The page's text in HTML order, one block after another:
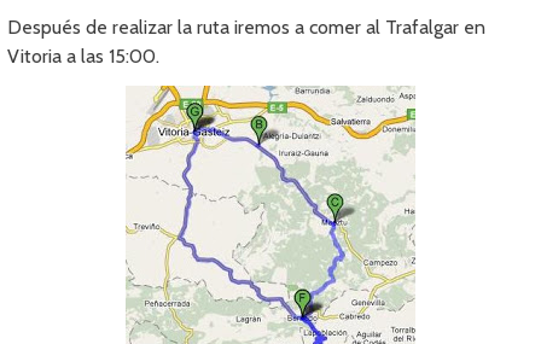
Después de realizar la ruta iremos a comer al Trafalgar en
Vitoria a las 15:00.